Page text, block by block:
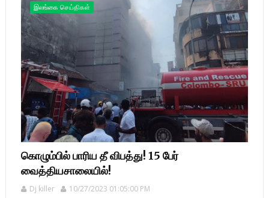
இலங்கை செய்திகள்
கொழும்பில் பாரிய தீ விபத்து! 15 பேர்
வைத்தியசாலையில்!
Dj killer 10/27/2023 01:05:00 PM